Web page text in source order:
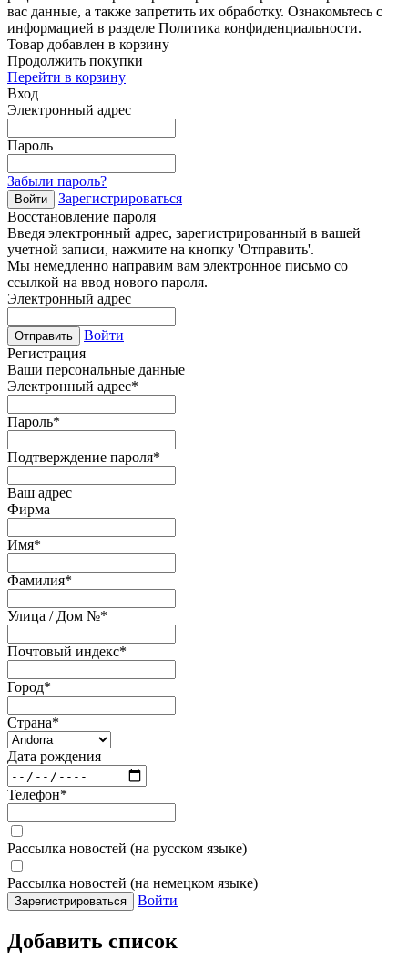
вас данные, а также запретить их обработку. Ознакомьтесь с
информацией в разделе Политика конфиденциальности.
Товар добавлен в корзину
Продолжить покупки
Перейти в корзину
Вход
Электронный адрес
Пароль
Забыли пароль?
Войти
Зарегистрироваться
Восстановление пароля
Введя электронный адрес, зарегистрированный в вашей
учетной записи, нажмите на кнопку 'Отправить'.
Мы немедленно направим вам электронное письмо со
ссылкой на ввод нового пароля.
Электронный адрес
Отправить
Войти
Регистрация
Ваши персональные данные
Электронный адрес*
Пароль*
Подтверждение пароля*
Ваш адрес
Фирма
Имя*
Фамилия*
Улица / Дом №*
Почтовый индекс*
Город*
Страна*
Дата рождения
Телефон*
Рассылка новостей (на русском языке)
Рассылка новостей (на немецком языке)
Зарегистрироваться Войти
Добавить список